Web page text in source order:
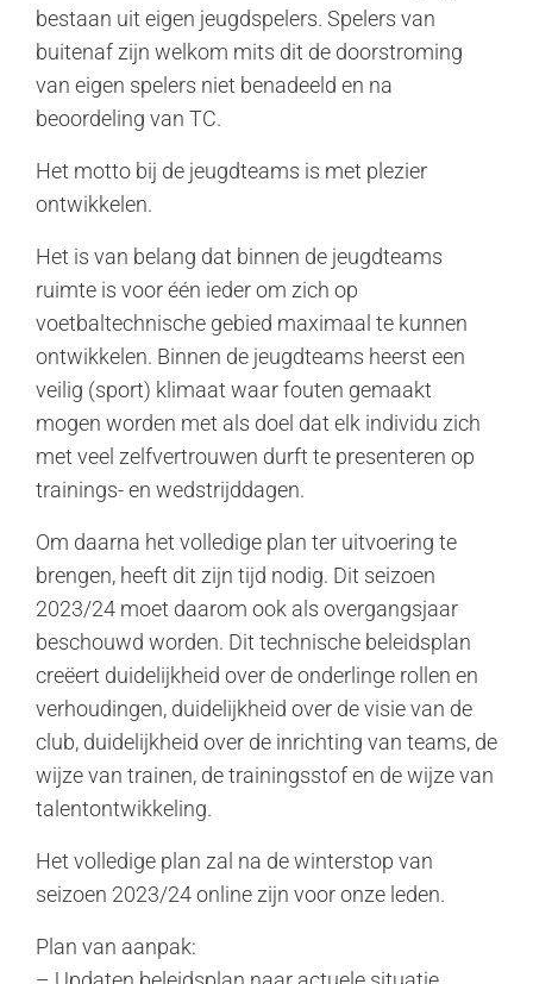
bestaan uit eigen jeugdspelers. Spelers van
buitenaf zijn welkom mits dit de doorstroming
van eigen spelers niet benadeeld en na
beoordeling van TC.
Het motto bij de jeugdteams is met plezier
ontwikkelen.
Het is van belang dat binnen de jeugdteams
ruimte is voor één ieder om zich op
voetbaltechnische gebied maximaal te kunnen
ontwikkelen. Binnen de jeugdteams heerst een
veilig (sport) klimaat waar fouten gemaakt
mogen worden met als doel dat elk individu zich
met veel zelfvertrouwen durft te presenteren op
trainings- en wedstrijddagen.
Om daarna het volledige plan ter uitvoering te
brengen, heeft dit zijn tijd nodig. Dit seizoen
2023/24 moet daarom ook als overgangsjaar
beschouwd worden. Dit technische beleidsplan
creëert duidelijkheid over de onderlinge rollen en
verhoudingen, duidelijkheid over de visie van de
club, duidelijkheid over de inrichting van teams, de
wijze van trainen, de trainingsstof en de wijze van
talentontwikkeling.
Het volledige plan zal na de winterstop van
seizoen 2023/24 online zijn voor onze leden.
Plan van aanpak: